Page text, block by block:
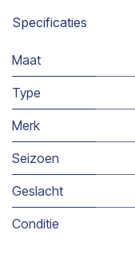
Specificaties
Maat
Type
Merk
Seizoen
Geslacht
Conditie